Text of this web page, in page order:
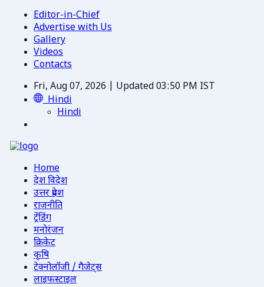
Editor-in-Chief
Advertise with Us
Gallery
Videos
Contacts
Fri, Aug 07, 2026 | Updated 03:50 PM IST
Hindi
Hindi
Home
देश विदेश
उत्तर प्रदेश
राजनीति
ट्रेंडिंग
मनोरंजन
क्रिकेट
कृषि
टेक्नोलॉजी / गैजेट्स
लाइफस्टाइल